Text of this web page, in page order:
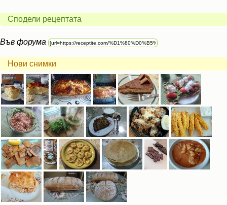
Сподели рецептата
Във форума
Нови снимки